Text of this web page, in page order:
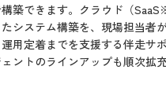
築できます。クラウド（SaaS
システム構築を、現場担当者
用定着までを支援する伴走サ
ントのラインアップも順次拡